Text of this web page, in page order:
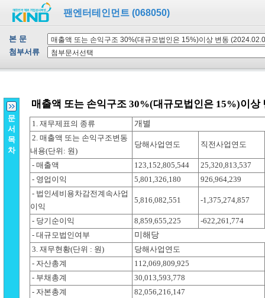
팬엔터테인먼트 (068050)
본 문
첨부서류
문
서
목
차